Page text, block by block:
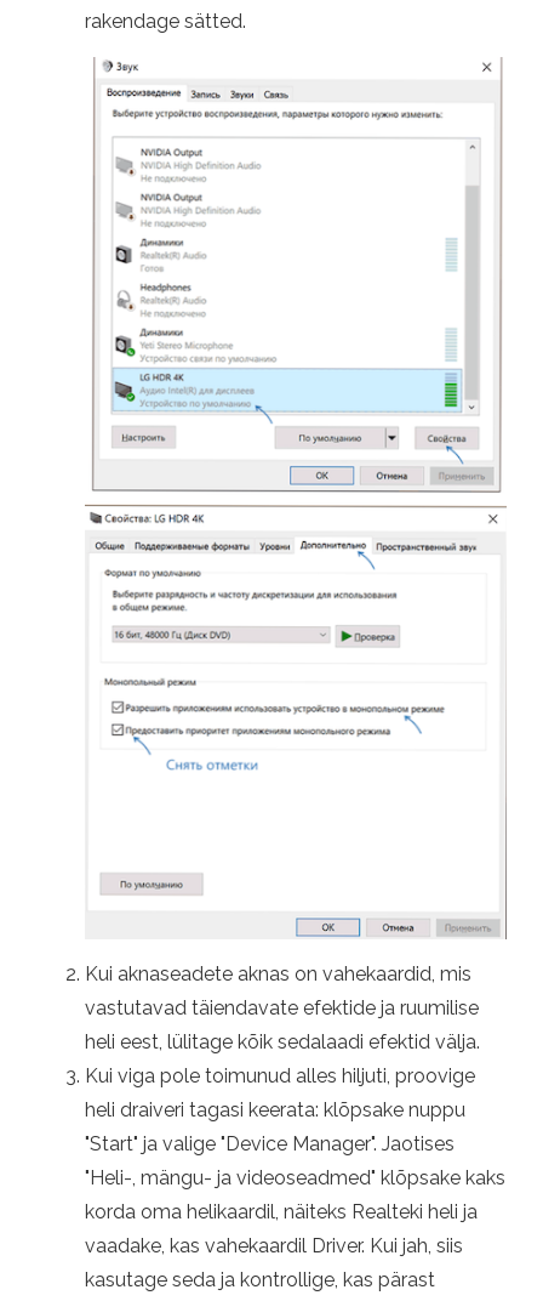
rakendage sätted.
Kui aknaseadete aknas on vahekaardid, mis
vastutavad täiendavate efektide ja ruumilise
heli eest, lülitage kõik sedalaadi efektid välja.
Kui viga pole toimunud alles hiljuti, proovige
heli draiveri tagasi keerata: klõpsake nuppu
"Start" ja valige "Device Manager". Jaotises
"Heli-, mängu- ja videoseadmed" klõpsake kaks
korda oma helikaardil, näiteks Realteki heli ja
vaadake, kas vahekaardil Driver. Kui jah, siis
kasutage seda ja kontrollige, kas pärast